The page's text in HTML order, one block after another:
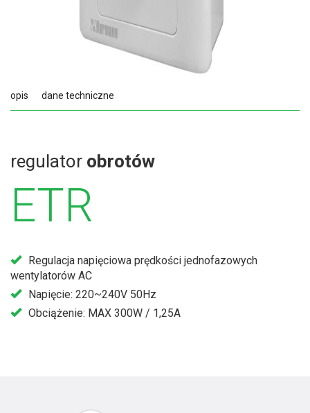
opis dane techniczne
regulator obrotów
ETR
Regulacja napięciowa prędkości jednofazowych
wentylatorów AC
Napięcie: 220~240V 50Hz
Obciążenie: MAX 300W / 1,25A